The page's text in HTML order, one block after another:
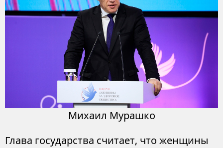
Михаил Мурашко
Глава государства считает, что женщины